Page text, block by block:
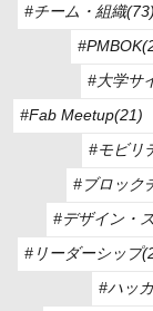
#チーム・組織(73)
#大学サ
#Fab Meetup(21)
#モビリ
#ブロック
#デザイン・
#リーダーシップ
#ハッ